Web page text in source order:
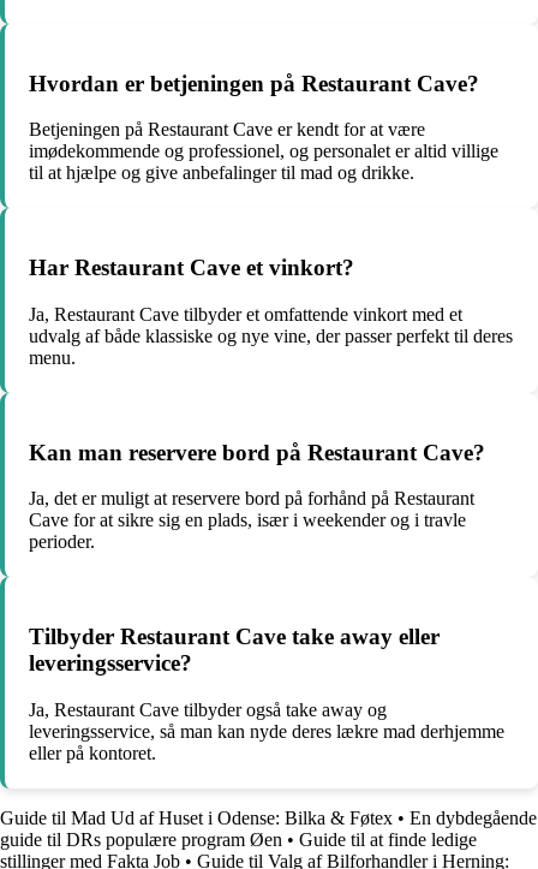
Hvordan er betjeningen på Restaurant Cave?
Betjeningen på Restaurant Cave er kendt for at være
imødekommende og professionel, og personalet er altid villige
til at hjælpe og give anbefalinger til mad og drikke.
Har Restaurant Cave et vinkort?
Ja, Restaurant Cave tilbyder et omfattende vinkort med et
udvalg af både klassiske og nye vine, der passer perfekt til deres
menu.
Kan man reservere bord på Restaurant Cave?
Ja, det er muligt at reservere bord på forhånd på Restaurant
Cave for at sikre sig en plads, især i weekender og i travle
perioder.
Tilbyder Restaurant Cave take away eller
leveringsservice?
Ja, Restaurant Cave tilbyder også take away og
leveringsservice, så man kan nyde deres lækre mad derhjemme
eller på kontoret.
Guide til Mad Ud af Huset i Odense: Bilka & Føtex • En dybdegående
guide til DRs populære program Øen • Guide til at finde ledige
stillinger med Fakta Job • Guide til Valg af Bilforhandler i Herning: